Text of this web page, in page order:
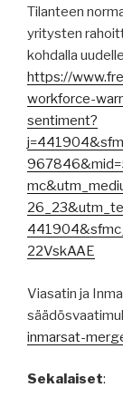
Tilanteen
yritysten
kohdalla
https://
workforce-
sentiment?
22VskAAE
Viasatin ja
inmarsat-
Sekalaiset: